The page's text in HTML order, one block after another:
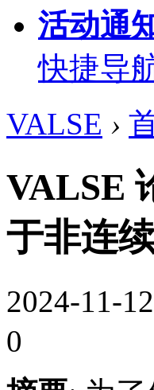
活动通
快捷导
VALSE ›
VALSE
于非连
2024-11-
0